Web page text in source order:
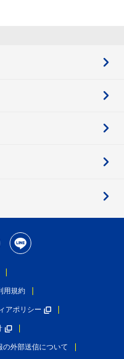
用規約
アポリシー
の外部送信について